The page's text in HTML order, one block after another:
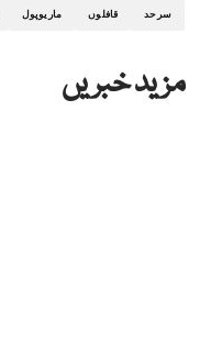
سرحد قافلوں ماریوپول
مزید خبریں